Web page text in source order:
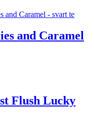
and Caramel
Flush Lucky